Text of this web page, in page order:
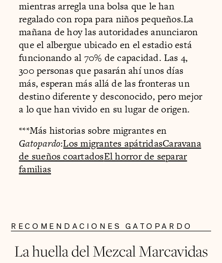
mientras arregla una bolsa que le han
regalado con ropa para niños pequeños.La
mañana de hoy las autoridades anunciaron
que el albergue ubicado en el estadio está
funcionando al 70% de capacidad. Las 4,
300 personas que pasarán ahí unos días
más, esperan más allá de las fronteras un
destino diferente y desconocido, pero mejor
a lo que han vivido en su lugar de origen.
***Más historias sobre migrantes en
Gatopardo:Los migrantes apátridasCaravana
de sueños coartadosEl horror de separar
familias
RECOMENDACIONES GATOPARDO
La huella del Mezcal Marcavidas